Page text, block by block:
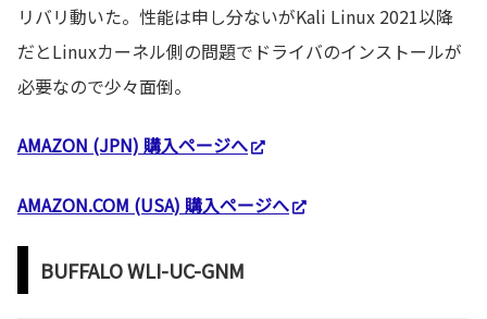
リバリ動いた。性能は申し分ないがKali Linux 2021以降
だとLinuxカーネル側の問題でドライバのインストールが
必要なので少々面倒。
AMAZON (JPN) 購入ページへ
AMAZON.COM (USA) 購入ページへ
BUFFALO WLI-UC-GNM